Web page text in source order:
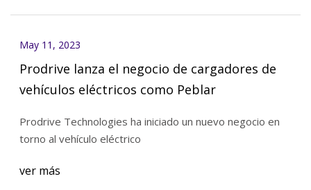
May 11, 2023
Prodrive lanza el negocio de cargadores de
vehículos eléctricos como Peblar
Prodrive Technologies ha iniciado un nuevo negocio en
torno al vehículo eléctrico
ver más